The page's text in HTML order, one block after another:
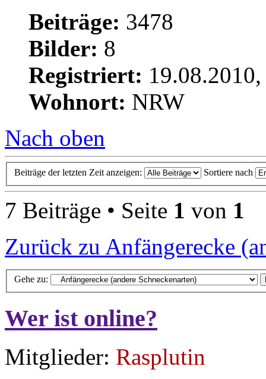
Beiträge: 3478
Bilder: 8
Registriert:
Wohnort: NRW
Nach oben
Beiträge der letzten Zeit anzeigen: Sortiere nach
7 Beiträge • Seite 1 von 1
Zurück zu Anfängerecke
Gehe zu:
Wer ist online?
Mitglieder: Rasplutin